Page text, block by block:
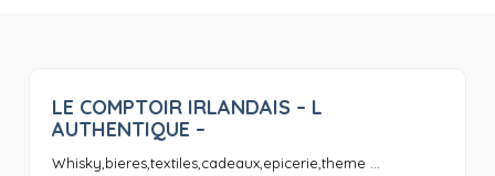
LE COMPTOIR IRLANDAIS – L
AUTHENTIQUE –
Whisky,bieres,textiles,cadeaux,epicerie,theme ...